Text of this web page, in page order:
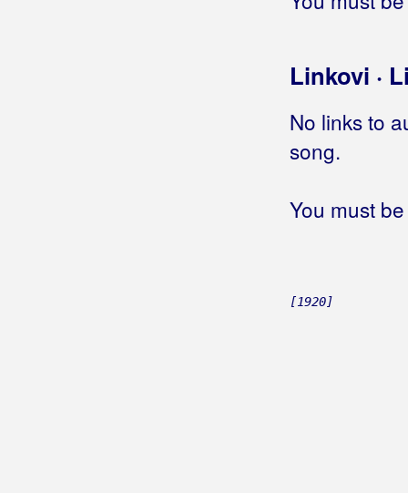
Linkovi ·
No links to
song.
You must
[1920]